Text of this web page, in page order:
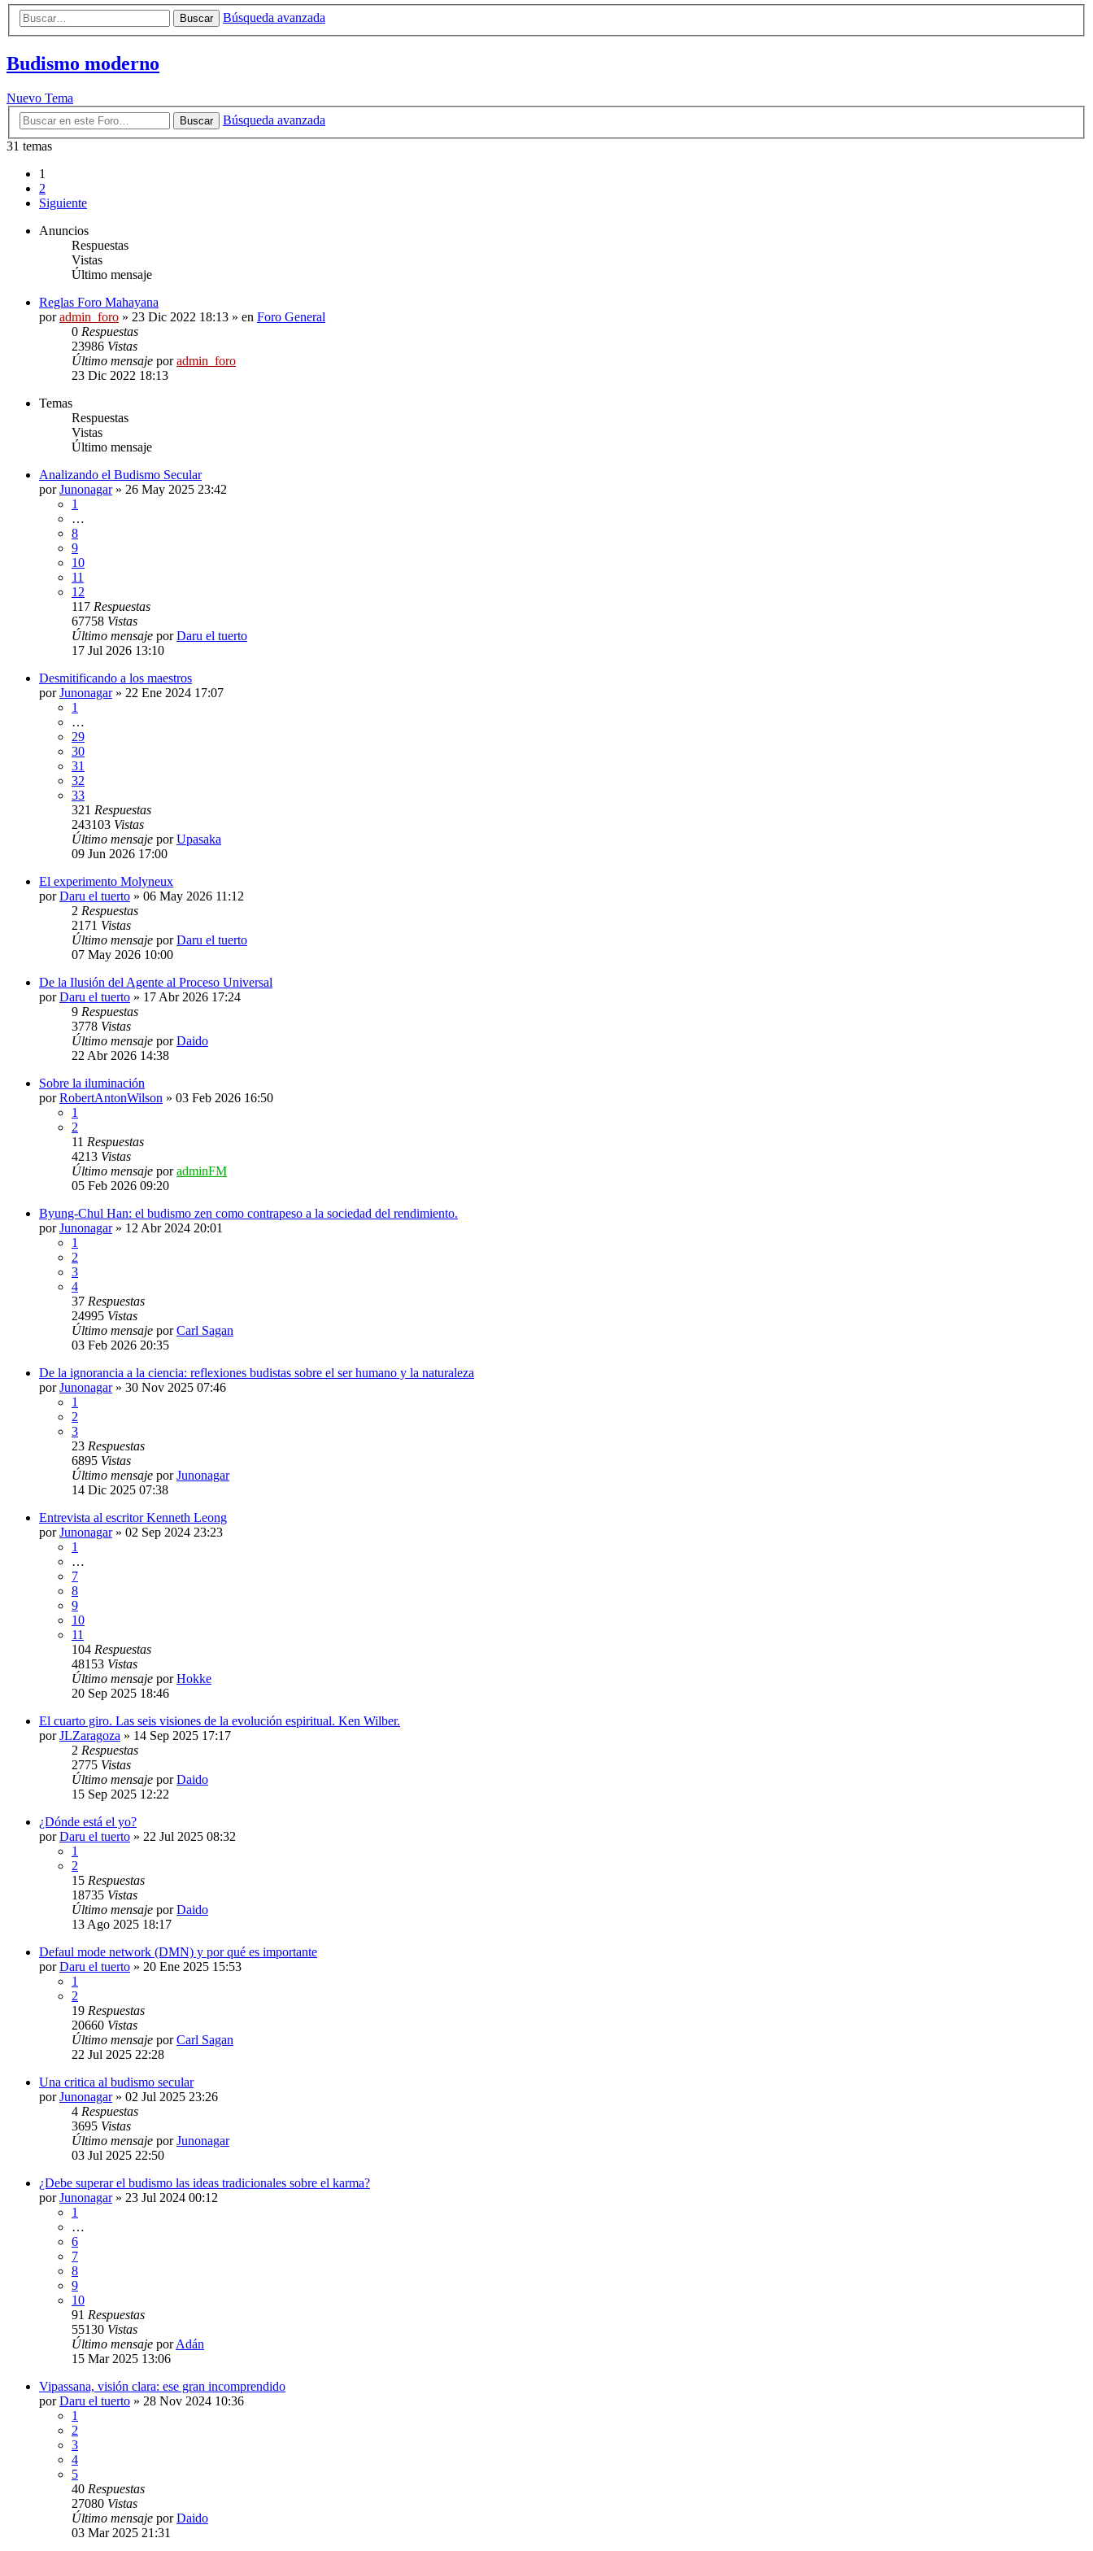
Buscar Búsqueda avanzada
Budismo moderno
Nuevo Tema
Buscar
Búsqueda avanzada
31 temas
1
2
Siguiente
Anuncios
Respuestas
Vistas
Último mensaje
Reglas Foro Mahayana
poradmin_foro » 23 Dic 2022 18:13 » en Foro General
0 Respuestas
23986 Vistas
Último mensaje poradmin_foro
23 Dic 2022 18:13
Temas
Respuestas
Vistas
Último mensaje
Analizando el Budismo Secular
porJunonagar» 26 May 2025 23:42
1
…
8
9
10
11
12
117 Respuestas
67758 Vistas
Último mensaje porDaru el tuerto
17 Jul 2026 13:10
Desmitificando a los maestros
porJunonagar» 22 Ene 2024 17:07
1
…
29
30
31
32
33
321 Respuestas
243103 Vistas
Último mensaje porUpasaka
09 Jun 2026 17:00
El experimento Molyneux
porDaru el tuerto » 06 May 2026 11:12
2 Respuestas
2171 Vistas
Último mensaje porDaru el tuerto
07 May 2026 10:00
De la Ilusión del Agente al Proceso Universal
porDaru el tuerto » 17 Abr 2026 17:24
9 Respuestas
3778 Vistas
Último mensaje porDaido
22 Abr 2026 14:38
Sobre la iluminación
porRobertAntonWilson » 03 Feb 2026 16:50
1
2
11 Respuestas
4213 Vistas
Último mensaje poradminFM
05 Feb 2026 09:20
Byung-Chul Han: el budismo zen como contrapeso a la sociedad del rendimiento.
porJunonagar» 12 Abr 2024 20:01
1
2
3
4
37 Respuestas
24995 Vistas
Último mensaje porCarl Sagan
03 Feb 2026 20:35
De la ignorancia a la ciencia: reflexiones budistas sobre el ser humano y la naturaleza
porJunonagar» 30 Nov 2025 07:46
1
2
3
23 Respuestas
6895 Vistas
Último mensaje porJunonagar
14 Dic 2025 07:38
Entrevista al escritor Kenneth Leong
porJunonagar» 02 Sep 2024 23:23
1
…
7
8
9
10
11
104 Respuestas
48153 Vistas
Último mensaje porHokke
20 Sep 2025 18:46
El cuarto giro. Las seis visiones de la evolución espiritual. Ken Wilber.
porJLZaragoza » 14 Sep 2025 17:17
2 Respuestas
2775 Vistas
Último mensaje porDaido
15 Sep 2025 12:22
¿Dónde está el yo?
porDaru el tuerto » 22 Jul 2025 08:32
1
2
15 Respuestas
18735 Vistas
Último mensaje porDaido
13 Ago 2025 18:17
Defaul mode network (DMN) y por qué es importante
porDaru el tuerto » 20 Ene 2025 15:53
1
2
19 Respuestas
20660 Vistas
Último mensaje porCarl Sagan
22 Jul 2025 22:28
Una critica al budismo secular
porJunonagar» 02 Jul 2025 23:26
4 Respuestas
3695 Vistas
Último mensaje porJunonagar
03 Jul 2025 22:50
¿Debe superar el budismo las ideas tradicionales sobre el karma?
porJunonagar» 23 Jul 2024 00:12
1
…
6
7
8
9
10
91 Respuestas
55130 Vistas
Último mensaje porAdán
15 Mar 2025 13:06
Vipassana, visión clara: ese gran incomprendido
porDaru el tuerto » 28 Nov 2024 10:36
1
2
3
4
5
40 Respuestas
27080 Vistas
Último mensaje porDaido
03 Mar 2025 21:31